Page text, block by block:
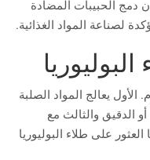
دمج الحبيبات المضادة
لصناعة المواد الغذائية.
يعالج المواد الصلبة
الدقيق والثالث مع
على طلاء البوليوريا